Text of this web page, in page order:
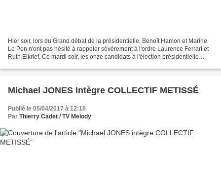
Hier soir, lors du Grand débat de la présidentielle, Benoît Hamon et Marine
Le Pen n'ont pas hésité à rappeler sévèrement à l'ordre Laurence Ferrari et
Ruth Elkrief. Ce mardi soir, les onze candidats à l'élection présidentielle
Michael JONES intègre COLLECTIF METISSÉ
Publié le 05/04/2017 à 12:16
Par Thierry Cadet / TV Melody